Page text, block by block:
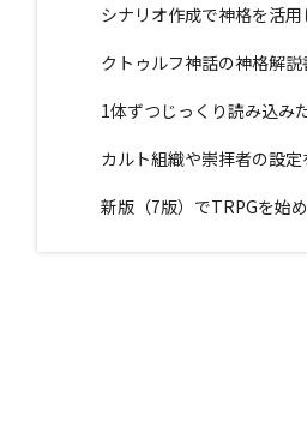
シナリオ作成で神格を活用
クトゥルフ神話の神格解説
1体ずつじっくり読み込み
カルト組織や崇拝者の設定
新版（7版）でTRPGを始